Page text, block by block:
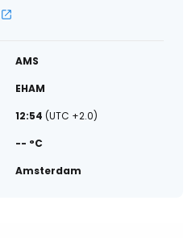
AMS
EHAM
12:54 (UTC +2.0)
-- °C
Amsterdam